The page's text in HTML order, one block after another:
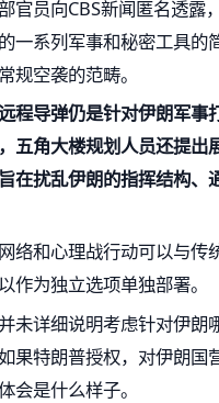
官员向CBS新闻匿名透露
一系列军事和秘密工具的
规空袭的范畴。
程导弹仍是针对伊朗军事
五角大楼规划人员还提出
在扰乱伊朗的指挥结构、
络和心理战行动可以与传
作为独立选项单独部署。
未详细说明考虑针对伊朗
果特朗普授权，对伊朗国
会是什么样子。